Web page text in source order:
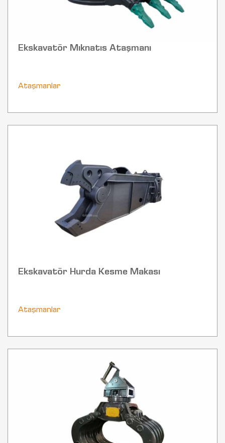
Ekskavatör Mıknatıs Ataşmanı
Ataşmanlar
Ekskavatör Hurda Kesme Makası
Ataşmanlar